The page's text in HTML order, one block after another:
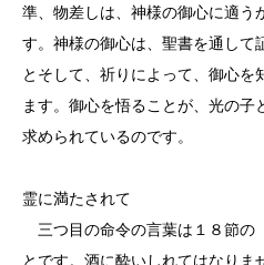
準、物差しは、神様の御心に適う
す。神様の御心は、聖書を通して
とそして、祈りによって、御心
ます。御心を悟ることが、光の子
求められているのです。
霊に満たされて
三つ目の命令の言葉は１８節の
とです。酒に酔いしれてはなりま